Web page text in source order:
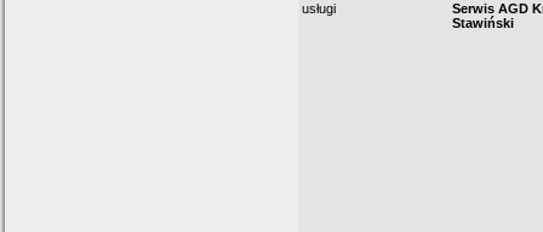
usługi
Serwis AGD
Stawiński